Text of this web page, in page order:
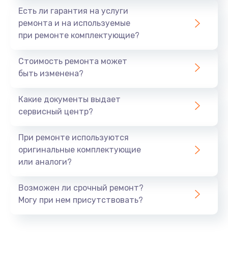
Есть ли гарантия на услуги
ремонта и на используемые
при ремонте комплектующие?
Стоимость ремонта может
быть изменена?
Какие документы выдает
сервисный центр?
При ремонте используются
оригинальные комплектующие
или аналоги?
Возможен ли срочный ремонт?
Могу при нем присутствовать?